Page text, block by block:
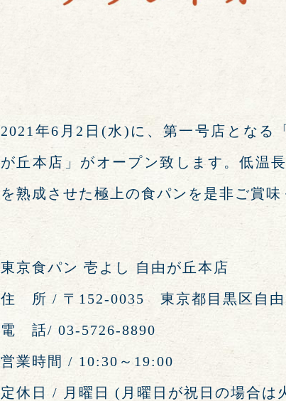
2021年6月2日(水)に、第一号店となる
が丘本店」がオープン致します。低温
を熟成させた極上の食パンを是非ご賞味
東京食パン 壱よし 自由が丘本店
住 所 / 〒152-0035 東京都目黒区自
電 話/ 03-5726-8890
営業時間 / 10:30～19:00
定休日 / 月曜日 (月曜日が祝日の場合は